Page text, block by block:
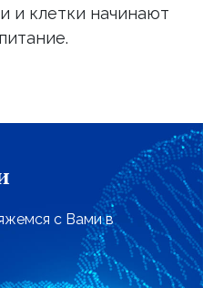
и клетки начинают
с Вами в